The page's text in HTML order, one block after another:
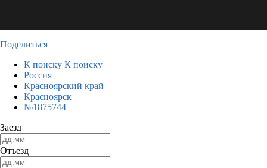
Поделиться
К поиску К поиску
Россия
Красноярский край
Красноярск
№1875744
Заезд
Отъезд